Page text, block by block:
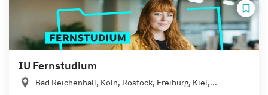
IU Fernstudium
Bad Reichenhall, Köln, Rostock, Freiburg, Kiel,...